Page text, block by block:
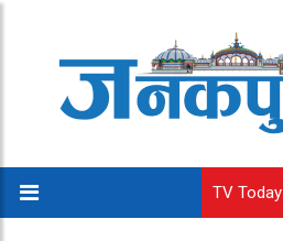
TV Today